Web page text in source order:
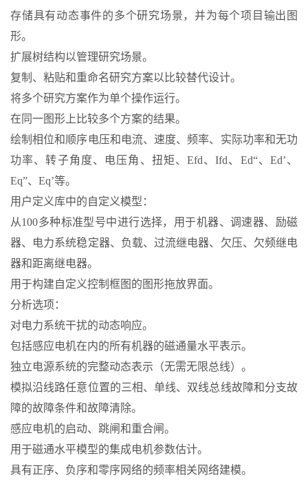
存储具有动态事件的多个研究场景，并为每个项目输出图
形。
扩展树结构以管理研究场景。
复制、粘贴和重命名研究方案以比较替代设计。
将多个研究方案作为单个操作运行。
在同一图形上比较多个方案的结果。
绘制相位和顺序电压和电流、速度、频率、实际功率和无功
功率、转子角度、电压角、扭矩、Efd、Ifd、Ed“、Ed’、
Eq”、Eq’等。
用户定义库中的自定义模型：
从100多种标准型号中进行选择，用于机器、调速器、励磁
器、电力系统稳定器、负载、过流继电器、欠压、欠频继电
器和距离继电器。
用于构建自定义控制框图的图形拖放界面。
分析选项：
对电力系统干扰的动态响应。
包括感应电机在内的所有机器的磁通量水平表示。
独立电源系统的完整动态表示（无需无限总线）。
模拟沿线路任意位置的三相、单线、双线总线故障和分支故
障的故障条件和故障清除。
感应电机的启动、跳闸和重合闸。
用于磁通水平模型的集成电机参数估计。
具有正序、负序和零序网络的频率相关网络建模。